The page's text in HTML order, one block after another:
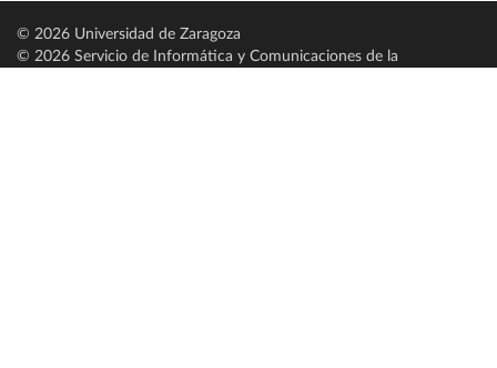
© 2026 Universidad de Zaragoza
© 2026 Servicio de Informática y Comunicaciones de la